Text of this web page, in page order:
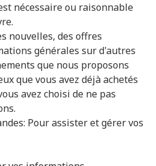
nécessaire ou raisonnable
nouvelles, des offres
générales sur d'autres
que nous proposons
que vous avez déjà achetés
avez choisi de ne pas
Pour assister et gérer vos